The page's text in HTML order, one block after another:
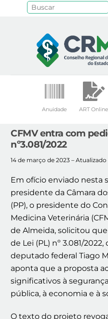
Anuidade ART Online
CFMV entra com
nº3.081/2022
14 de março de 2023 – Atualizado
Em ofício enviado nesta
presidente da Câmara
(PP), o presidente do
Medicina Veterinária
de Almeida, solicitou
de Lei (PL) nº 3.081/
deputado federal Tiago
aponta que a proposta
significativos à
pública, à economia e à
O texto do projeto